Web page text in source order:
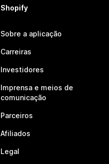
Shopify
Sobre a aplicação
Carreiras
Investidores
Imprensa e meios de
comunicação
Parceiros
Afiliados
Legal